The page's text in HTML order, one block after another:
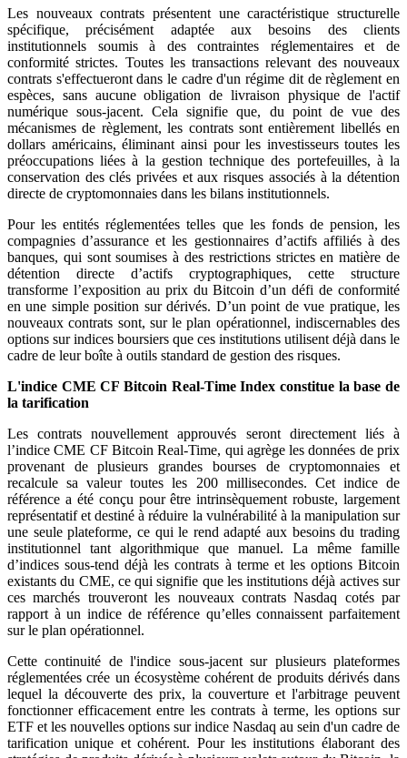
Les nouveaux contrats présentent une caractéristique structurelle
spécifique, précisément adaptée aux besoins des clients
institutionnels soumis à des contraintes réglementaires et de
conformité strictes. Toutes les transactions relevant des nouveaux
contrats s'effectueront dans le cadre d'un régime dit de règlement en
espèces, sans aucune obligation de livraison physique de l'actif
numérique sous-jacent. Cela signifie que, du point de vue des
mécanismes de règlement, les contrats sont entièrement libellés en
dollars américains, éliminant ainsi pour les investisseurs toutes les
préoccupations liées à la gestion technique des portefeuilles, à la
conservation des clés privées et aux risques associés à la détention
directe de cryptomonnaies dans les bilans institutionnels.
Pour les entités réglementées telles que les fonds de pension, les
compagnies d’assurance et les gestionnaires d’actifs affiliés à des
banques, qui sont soumises à des restrictions strictes en matière de
détention directe d’actifs cryptographiques, cette structure
transforme l’exposition au prix du Bitcoin d’un défi de conformité
en une simple position sur dérivés. D’un point de vue pratique, les
nouveaux contrats sont, sur le plan opérationnel, indiscernables des
options sur indices boursiers que ces institutions utilisent déjà dans le
cadre de leur boîte à outils standard de gestion des risques.
L'indice CME CF Bitcoin Real-Time Index constitue la base de
la tarification
Les contrats nouvellement approuvés seront directement liés à
l’indice CME CF Bitcoin Real-Time, qui agrège les données de prix
provenant de plusieurs grandes bourses de cryptomonnaies et
recalcule sa valeur toutes les 200 millisecondes. Cet indice de
référence a été conçu pour être intrinsèquement robuste, largement
représentatif et destiné à réduire la vulnérabilité à la manipulation sur
une seule plateforme, ce qui le rend adapté aux besoins du trading
institutionnel tant algorithmique que manuel. La même famille
d’indices sous-tend déjà les contrats à terme et les options Bitcoin
existants du CME, ce qui signifie que les institutions déjà actives sur
ces marchés trouveront les nouveaux contrats Nasdaq cotés par
rapport à un indice de référence qu’elles connaissent parfaitement
sur le plan opérationnel.
Cette continuité de l'indice sous-jacent sur plusieurs plateformes
réglementées crée un écosystème cohérent de produits dérivés dans
lequel la découverte des prix, la couverture et l'arbitrage peuvent
fonctionner efficacement entre les contrats à terme, les options sur
ETF et les nouvelles options sur indice Nasdaq au sein d'un cadre de
tarification unique et cohérent. Pour les institutions élaborant des